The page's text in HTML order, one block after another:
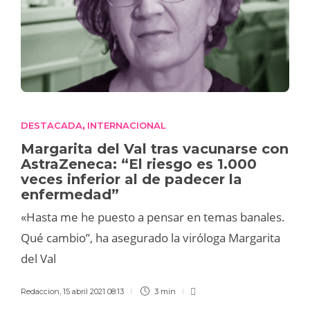
DESTACADA, INTERNACIONAL
Margarita del Val tras vacunarse con
AstraZeneca: “El riesgo es 1.000
veces inferior al de padecer la
enfermedad”
«Hasta me he puesto a pensar en temas banales.
Qué cambio”, ha asegurado la viróloga Margarita
del Val
Redaccion, 15 abril 2021 08:13 3 min